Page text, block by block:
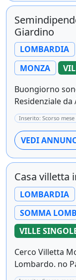
Giardino
LOMBARDIA
MONZA
Buongiorno
Residenziale da
Inserito: Scorso mese
VEDI
Casa villetta
LOMBARDIA
SOMMA
VILLE
Cerco Villetta
Lombardo. no